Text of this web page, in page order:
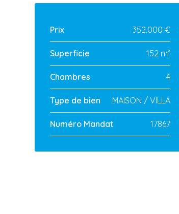
Prix 352.000 €
Superficie 152 m²
Chambres 4
Type de bien MAISON / VILLA
Numéro Mandat 17867